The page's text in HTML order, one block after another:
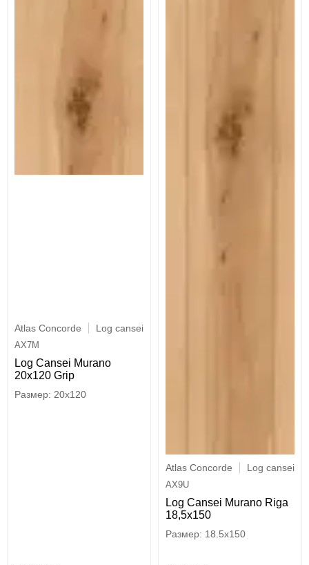
Atlas Concorde Log cansei
AX7M
Log Cansei Murano
20x120 Grip
20x120
Atlas Concorde Log cansei
AX9U
Log Cansei Murano Riga
18,5x150
18.5x150